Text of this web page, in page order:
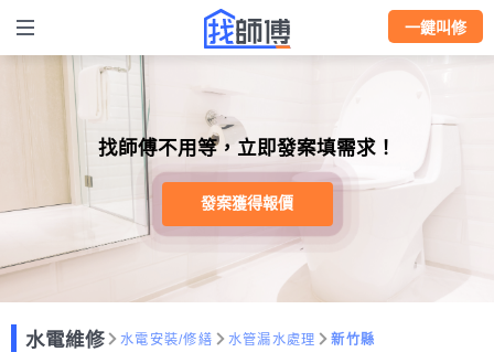
一鍵叫修
找師傅不用等，立即發案填需求！
發案獲得報價
水電維修 水電安裝/修繕 水管漏水處理 新竹縣